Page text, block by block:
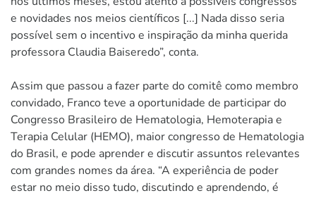
e novidades nos meios científicos [...] Nada disso seria
possível sem o incentivo e inspiração da minha querida
professora Claudia Baiseredo”, conta.
Assim que passou a fazer parte do comitê como membro
convidado, Franco teve a oportunidade de participar do
Congresso Brasileiro de Hematologia, Hemoterapia e
Terapia Celular (HEMO), maior congresso de Hematologia
do Brasil, e pode aprender e discutir assuntos relevantes
com grandes nomes da área. “A experiência de poder
estar no meio disso tudo, discutindo e aprendendo, é